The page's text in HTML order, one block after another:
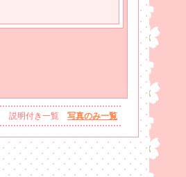
説明付き一覧 写真のみ一覧